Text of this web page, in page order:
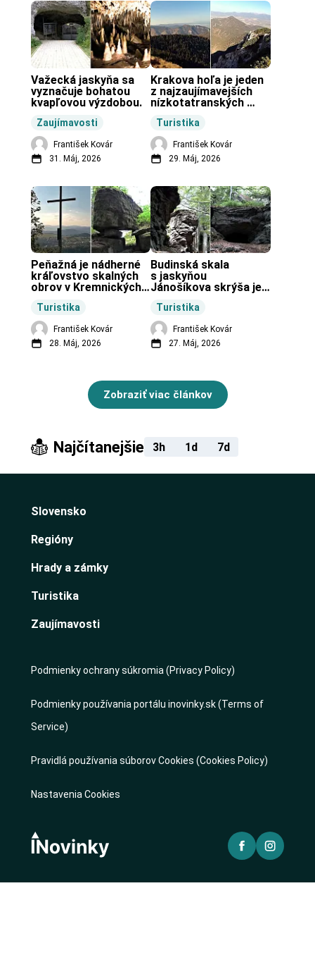
Zaujímavosti
Važecká jaskyňa sa
vyznačuje bohatou
kvapľovou výzdobou.
František Kovár
31. Máj, 2026
Turistika
Krakova hoľa je jeden
z najzaujímavejších
nízkotatranských
František Kovár
29. Máj, 2026
Turistika
Peňažná je nádherné
kráľovstvo skalných
obrov v Kremnických
František Kovár
28. Máj, 2026
Turistika
Budinská skala
s jaskyňou
Jánošíkova skrýša je
obci Budiná.
František Kovár
27. Máj, 2026
Zobraziť viac článkov
Najčítanejšie 3h 1d 7d
Slovensko
Regióny
Hrady a zámky
Turistika
Zaujímavosti
Podmienky ochrany súkromia (Privacy Policy)
Podmienky používania portálu inovinky.sk (Terms of
Service)
Pravidlá používania súborov Cookies (Cookies Policy)
Nastavenia Cookies